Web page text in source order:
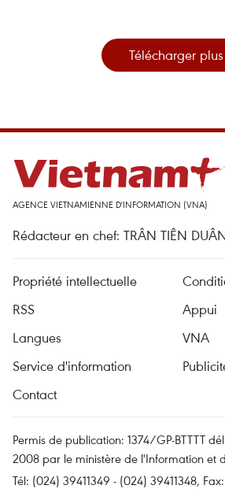
Télécharger plus
AGENCE VIETNAMIENNE D'INFORMATION (VNA)
Rédacteur en chef: TRÂN TIÊN
Propriété intellectuelle
RSS
Appui
Langues
VNA
Service d'information
Contact
Permis de publication: 1374/GP-BTTTT
2008 par le ministère de l'Information et
Tél: (024) 39411349 - (024) 39411348,